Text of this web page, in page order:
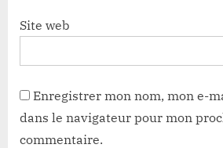
Site web
Enregistrer mon nom, mon e-
dans le navigateur pour mon
commentaire.